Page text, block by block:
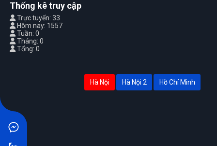
Thống kê truy cập
Trực tuyến: 33
Hôm nay: 1557
Tuần: 0
Tháng: 0
Tổng: 0
Hà Nội Hà Nội 2 Hồ Chí Minh